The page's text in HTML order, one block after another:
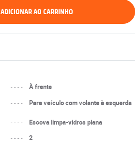
ADICIONAR AO CARRINHO
----
À frente
----
Para veículo com volante à esquerda
----
Escova limpa-vidros plana
----
2